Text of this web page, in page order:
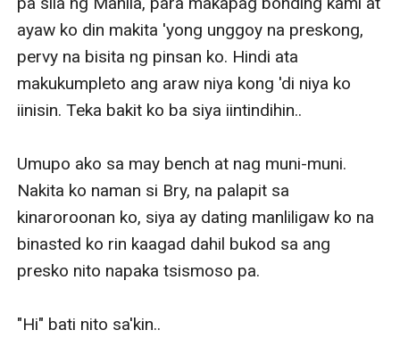
ayaw ko din makita 'yong unggoy na preskong,
pervy na bisita ng pinsan ko. Hindi ata
makukumpleto ang araw niya kong 'di niya ko
iinisin. Teka bakit ko ba siya iintindihin..
Umupo ako sa may bench at nag muni-muni.
Nakita ko naman si Bry, na palapit sa
kinaroroonan ko, siya ay dating manliligaw ko na
binasted ko rin kaagad dahil bukod sa ang
presko nito napaka tsismoso pa.
"Hi" bati nito sa'kin..